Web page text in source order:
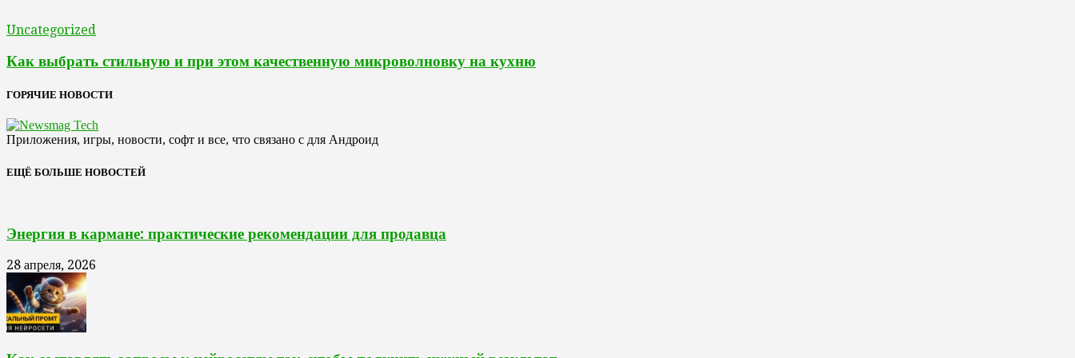
Uncategorized
Как выбрать стильную и при этом качественную микроволновку на кухню
ГОРЯЧИЕ НОВОСТИ
Приложения, игры, новости, софт и все, что связано с для Андроид
ЕЩЁ БОЛЬШЕ НОВОСТЕЙ
Энергия в кармане: практические рекомендации для продавца
28 апреля, 2026